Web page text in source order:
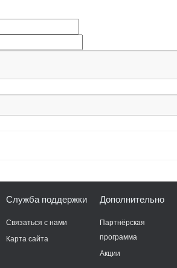
Служба поддержки
Связаться с нами
Карта сайта
Дополнительно
Партнёрская
программа
Акции